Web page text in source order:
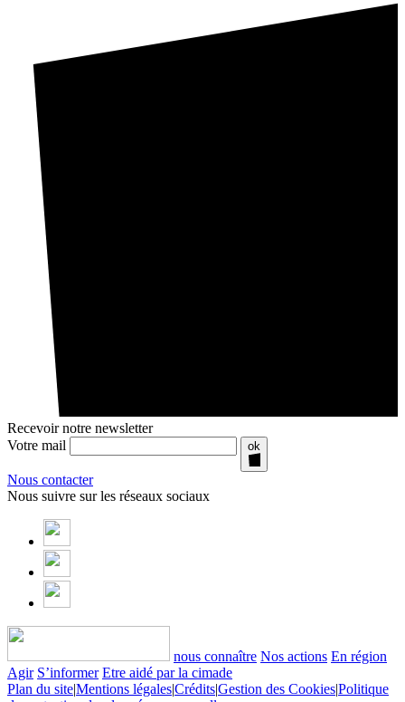
Recevoir notre newsletter
Votre mail
ok
Nous contacter
Nous suivre sur les réseaux sociaux
nous connaître Nos actions En région
Agir S’informer Etre aidé par la cimade
Plan du site|Mentions légales|Crédits|Gestion des Cookies|Politique